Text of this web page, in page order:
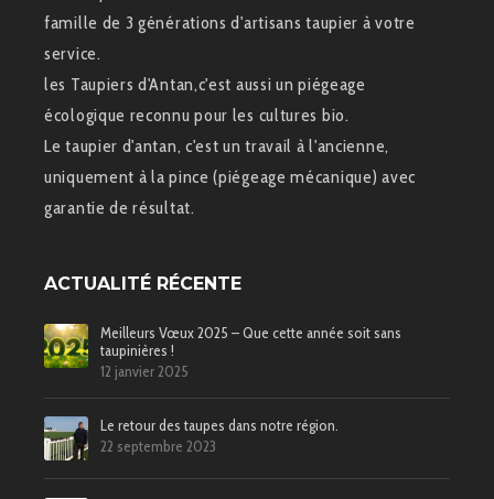
famille de 3 générations d'artisans taupier à votre
service.
les Taupiers d'Antan,c'est aussi un piégeage
écologique reconnu pour les cultures bio.
Le taupier d'antan, c'est un travail à l'ancienne,
uniquement à la pince (piégeage mécanique) avec
garantie de résultat.
ACTUALITÉ RÉCENTE
Meilleurs Vœux 2025 – Que cette année soit sans
taupinières !
12 janvier 2025
Le retour des taupes dans notre région.
22 septembre 2023